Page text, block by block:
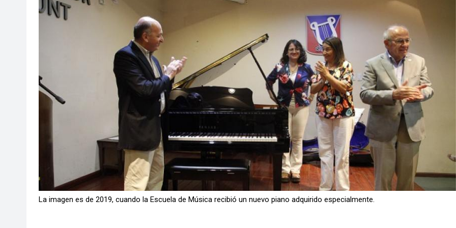
La imagen es de 2019, cuando la Escuela de Música recibió un nuevo piano adquirido especialmente.